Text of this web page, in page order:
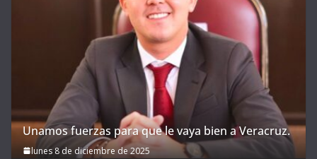
Unamos fuerzas para que le vaya bien a Veracruz.
lunes 8 de diciembre de 2025